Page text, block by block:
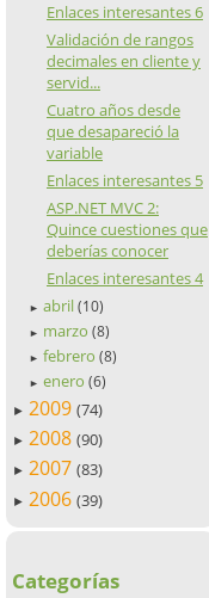
Enlaces interesantes 6
Validación de rangos
decimales en cliente y
servid...
Cuatro años desde
que desapareció la
variable
Enlaces interesantes 5
ASP.NET MVC 2:
Quince cuestiones que
deberías conocer
Enlaces interesantes 4
► abril (10)
► marzo (8)
► febrero (8)
► enero (6)
► 2009 (74)
► 2008 (90)
► 2007 (83)
► 2006 (39)
Categorías